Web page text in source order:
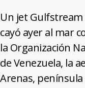
Un jet Gulfstream
cayó ayer al mar
la Organización
de Venezuela, la
Arenas, península